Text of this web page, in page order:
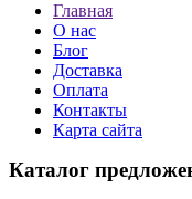
Главная
О нас
Блог
Доставка
Оплата
Контакты
Карта сайта
Каталог